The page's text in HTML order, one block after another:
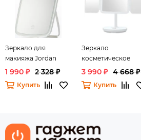
Зеркало для
макияжа Jordan
Judy LED Makeup
1 990 ₽ 2 328 ₽
Купить
Зеркало
косметическое
настольное Xiaomi
3 990 ₽ 4 668 ₽
Купить